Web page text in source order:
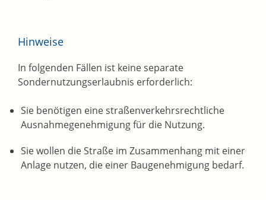
Hinweise
In folgenden Fällen ist keine separate
Sondernutzungserlaubnis erforderlich:
Sie benötigen eine straßenverkehrsrechtliche
Ausnahmegenehmigung für die Nutzung.
Sie wollen die Straße im Zusammenhang mit einer
Anlage nutzen, die einer Baugenehmigung bedarf.